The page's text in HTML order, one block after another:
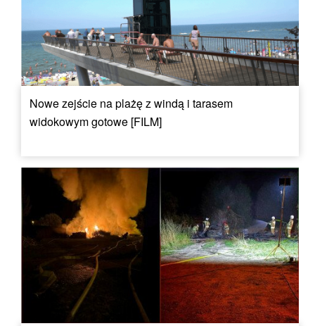
Nowe zejście na plażę z windą i tarasem
widokowym gotowe [FILM]